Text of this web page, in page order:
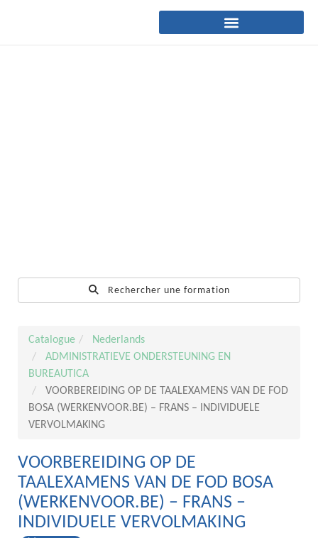
Rechercher une formation
Catalogue
Nederlands
ADMINISTRATIEVE ONDERSTEUNING EN
BUREAUTICA
VOORBEREIDING OP DE TAALEXAMENS VAN DE FOD
BOSA (WERKENVOOR.BE) – FRANS – INDIVIDUELE
VERVOLMAKING
VOORBEREIDING OP DE
TAALEXAMENS VAN DE FOD BOSA
(WERKENVOOR.BE) – FRANS –
INDIVIDUELE VERVOLMAKING